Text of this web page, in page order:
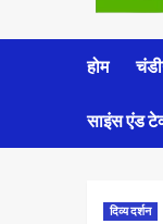
होम
साइंस एंड
दिव्य दर्शन